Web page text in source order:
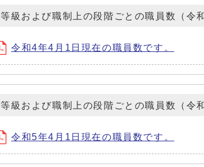
等級および職制上の段階ごとの職員数（令
令和4年4月1日現在の職員数です。
等級および職制上の段階ごとの職員数（令
令和5年4月1日現在の職員数です。